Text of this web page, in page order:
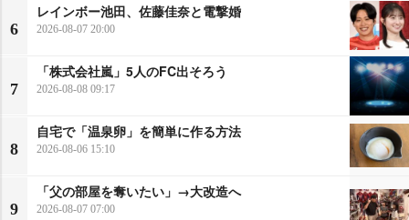
6
レインボー池田、佐藤佳奈と電撃婚
2026-08-07 20:00
7
「株式会社嵐」5人のFC出そろう
2026-08-08 09:17
8
自宅で「温泉卵」を簡単に作る方法
2026-08-06 15:10
9
「父の部屋を奪いたい」→大改造へ
2026-08-07 07:00